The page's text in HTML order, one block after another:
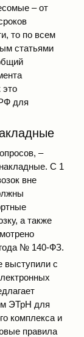
– от
то по всем
статьями
это
для
–
С 1
вне
а также
№ 140-ФЗ.
выступили с
ЭТрН для
комплекса и
правила